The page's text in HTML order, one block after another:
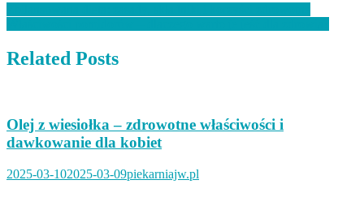
Nawigacja
wpisu
Related Posts
Olej z wiesiołka – zdrowotne właściwości i
dawkowanie dla kobiet
2025-03-102025-03-09piekarniajw.pl